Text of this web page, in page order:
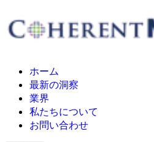
ホーム
最新の洞察
業界
私たちについて
お問い合わせ